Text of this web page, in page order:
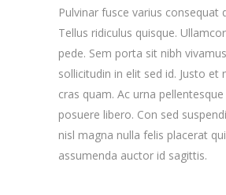
Pulvinar fusce varius consequat
Tellus ridiculus quisque.
pede. Sem porta sit nibh
sollicitudin in elit sed id. Justo et
cras quam. Ac urna
posuere libero. Con sed
nisl magna nulla felis placerat
assumenda auctor id sagittis.